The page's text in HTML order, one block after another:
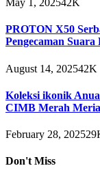
May 1, 202542K
PROTON X50
Pengecaman Suara
August 14, 202542K
Koleksi ikonik
CIMB Merah
February 28, 2025
Don't Miss